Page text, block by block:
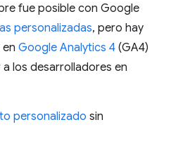
fue posible con Google
personalizadas, pero hay
Google Analytics 4 (GA4)
los desarrolladores en
personalizado sin